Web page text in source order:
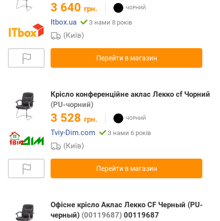
3 640 грн.
Itbox.ua
З нами 8 років
(Київ)
Перейти в магазин
Крісло конференційне аклас Лекко cf Чорний
(PU-чорний)
3 528 грн.
Tviy-Dim.com
З нами 6 років
(Київ)
Перейти в магазин
Офісне крісло Аклас Лекко CF Черный (PU-
черный) (00119687) 00119687